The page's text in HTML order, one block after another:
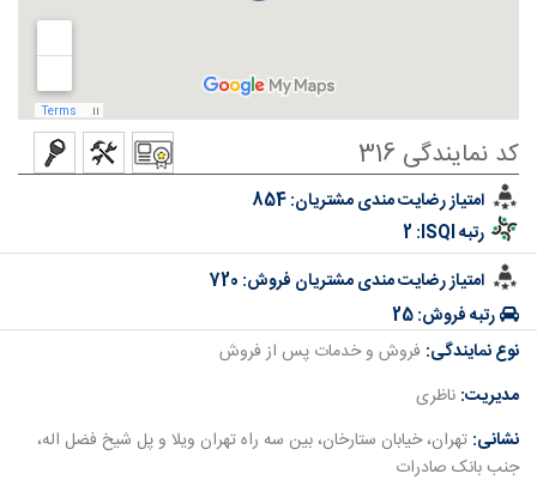
کد نمایندگی 316
امتیاز رضایت مندی مشتریان:
رتبه ISQI:
2
امتیاز رضایت مندی مشتریان فروش:
رتبه فروش:25
نوع نمایندگی: فروش و خدمات پس از فروش
مدیریت: ناظری
نشانی: تهران، خیابان ستارخان، بین سه راه تهران ویلا و پل شیخ فضل اله،
جنب بانک صادرات